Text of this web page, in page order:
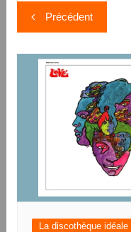
Navigation
de
l’article
Précédent
La discothèque idéale